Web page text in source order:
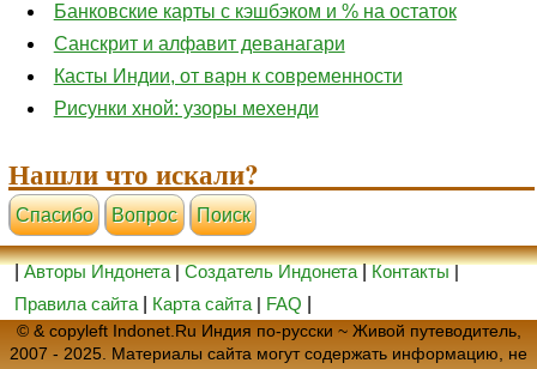
Банковские карты с кэшбэком и % на остаток
Санскрит и алфавит деванагари
Касты Индии, от варн к современности
Рисунки хной: узоры мехенди
Нашли что искали?
Cпасибо Вопрос Поиск
|Авторы Индонета|Создатель Индонета|Контакты|
Правила сайта
Карта сайта | FAQ
© & copyleft Indonet.Ru Индия по-русски ~ Живой путеводитель,
2007 - 2025. Материалы сайта могут содержать информацию, не